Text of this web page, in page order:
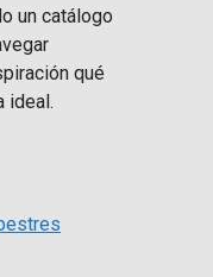
un catálogo
qué
ideal.